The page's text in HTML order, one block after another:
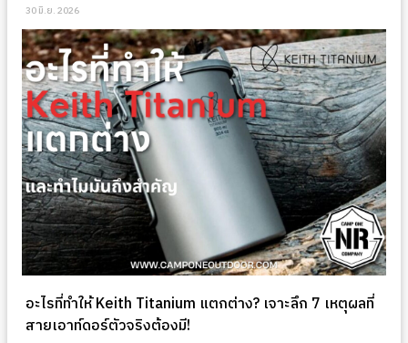
30 มิ.ย. 2026
อะไรที่ทำให้ Keith Titanium แตกต่าง? เจาะลึก 7 เหตุผลที่
สายเอาท์ดอร์ตัวจริงต้องมี!